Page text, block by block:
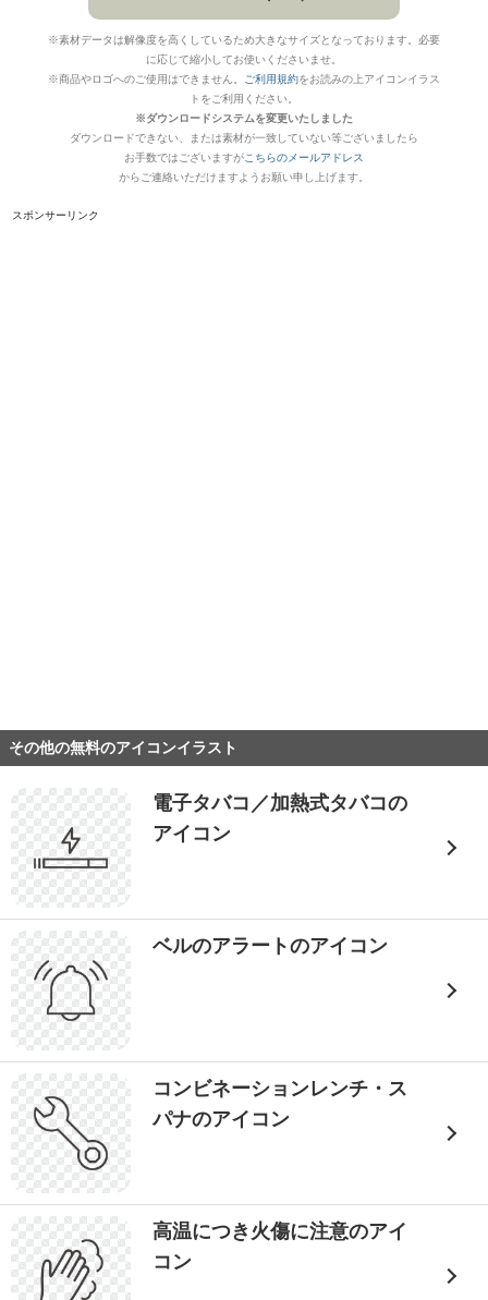
※素材データは解像度を高くしているため大きなサイズとなっております。必要
に応じて縮小してお使いくださいませ。
※商品やロゴへのご使用はできません。
ご利用規約をお読みの上アイコンイラス
トをご利用ください。
※ダウンロードシステムを変更いたしました
ダウンロードできない、または素材が一致していない等ございましたら
お手数ではございますがこちらのメールアドレス
からご連絡いただけますようお願い申し上げます。
スポンサーリンク
その他の無料のアイコンイラスト
電子タバコ／加熱式タバコの
アイコン
ベルのアラートのアイコン
コンビネーションレンチ・ス
パナのアイコン
高温につき火傷に注意のアイ
コン